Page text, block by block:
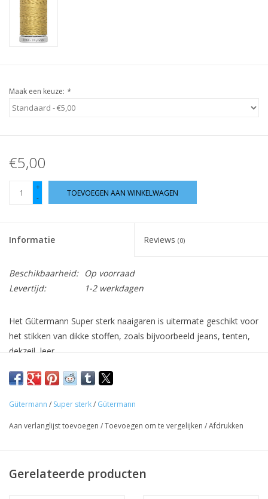
Cadeaubonnen
Guy's blog
Maak een keuze: *
€5,00
+
-
TOEVOEGEN AAN WINKELWAGEN
Informatie Reviews (0)
Beschikbaarheid:
Op voorraad
Levertijd:
1-2 werkdagen
Het Gütermann Super sterk naaigaren is uitermate geschikt voor
het stikken van dikke stoffen, zoals bijvoorbeeld jeans, tenten,
dekzeil, leer,...
Gebruik het Super sterk naaigaren op de huishoudelijke
naaimachine met een topstitchnaald met dikte 90 of 100.
Gebruik het garen enkel op de bovendraad en gewone stikzijde
Gütermann / Super sterk/ Gütermann
Aan verlanglijst toevoegen /Toevoegen om te vergelijken /Afdrukken
Gerelateerde producten